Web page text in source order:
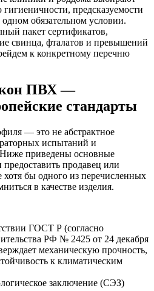
предсказуемости
обязательном условии.
пакет сертификатов,
свинца, фталатов и превышений
к конкретному перечню
ПВХ —
стандарты
— это не абстрактное
испытаний и
Ниже приведены основные
продавец или
хотя бы одного из перечисленных
в качестве изделия.
ГОСТ Р (согласно
РФ № 2425 от 24 декабря
механическую прочность,
к климатическим
заключение (СЭЗ)